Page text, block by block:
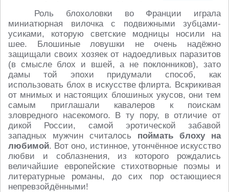
Роль блохоловки во Франции играла
миниатюрная вилочка с подвижными зубцами-
усиками, которую светские модницы носили на
шее. Блошиные ловушки не очень надёжно
защищали своих хозяек от надоедливых паразитов
(в смысле блох и вшей, а не поклонников), зато
дамы той эпохи придумали способ, как
использовать блох в искусстве флирта. Вскрикивая
от мнимых и настоящих блошиных укусов, они тем
самым приглашали кавалеров к поискам
зловредного насекомого. В ту пору, в отличие от
дикой России, самой эротической забавой
западных мужчин считалось поймать блоху на
любимой. Вот оно, истинное, утончённое искусство
любви и соблазнения, из которого рождались
величайшие европейские стихотворные поэмы и
литературные романы, до сих пор остающиеся
непревзойдёнными!